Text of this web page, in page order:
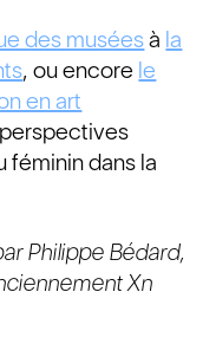
des muséesà la
, ou encore le
en art
féminin dans la
Philippe Bédard,
Xn